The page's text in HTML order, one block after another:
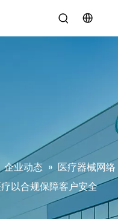
企业动态 » 医疗器械网络
以合规保障客户安全